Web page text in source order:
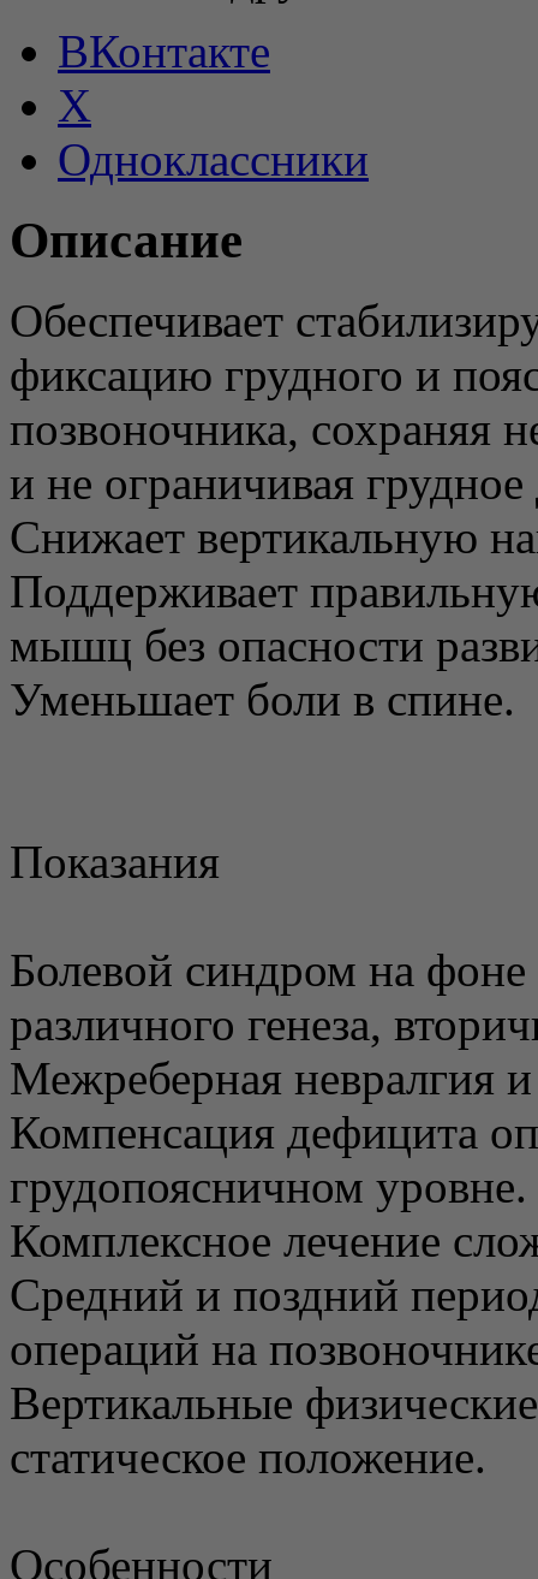
ВКонтакте
X
Одноклассники
Описание
Обеспечивает
фиксацию грудного и
позвоночника, сохраняя
и не ограничивая
Снижает вертикальную
Поддерживает
мышц без опасности
Уменьшает боли в спине.
Показания
Болевой синдром на
различного генеза,
Межреберная невралгия
Компенсация дефицита
грудопоясничном уровне.
Комплексное лечение
Средний и поздний
операций на
Вертикальные
статическое положение.
Особенности